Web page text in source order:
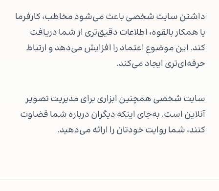
داشتن سایت شخصی باعث می‌شود مخاطب، کارفرما
یا همکار بالقوه، اطلاعات دقیق‌تری از شما دریافت
کند. این موضوع اعتماد را افزایش می‌دهد و ارتباط
حرفه‌ای‌تری ایجاد می‌کند.
سایت شخصی همچنین ابزاری برای مدیریت تصویر
آنلاین است. به‌جای اینکه دیگران درباره شما قضاوت
کنند، شما روایت خودتان را ارائه می‌دهید.